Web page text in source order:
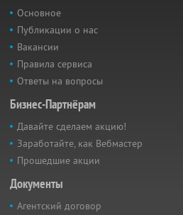
Основное
Публикации о нас
Вакансии
Правила сервиса
Ответы на вопросы
Бизнес-Партнёрам
Давайте сделаем акцию!
Заработайте, как Вебмастер
Прошедшие акции
Документы
Агентский договор